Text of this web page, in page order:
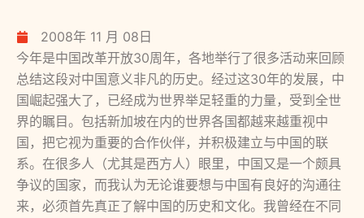
2008年 11 月 08日
今年是中国改革开放30周年，各地举行了很多活动来回顾
总结这段对中国意义非凡的历史。经过这30年的发展，中
国崛起强大了，已经成为世界举足轻重的力量，受到全世
界的瞩目。包括新加坡在内的世界各国都越来越重视中
国，把它视为重要的合作伙伴，并积极建立与中国的联
系。在很多人（尤其是西方人）眼里，中国又是一个颇具
争议的国家，而我认为无论谁要想与中国有良好的沟通往
来，必须首先真正了解中国的历史和文化。我曾经在不同